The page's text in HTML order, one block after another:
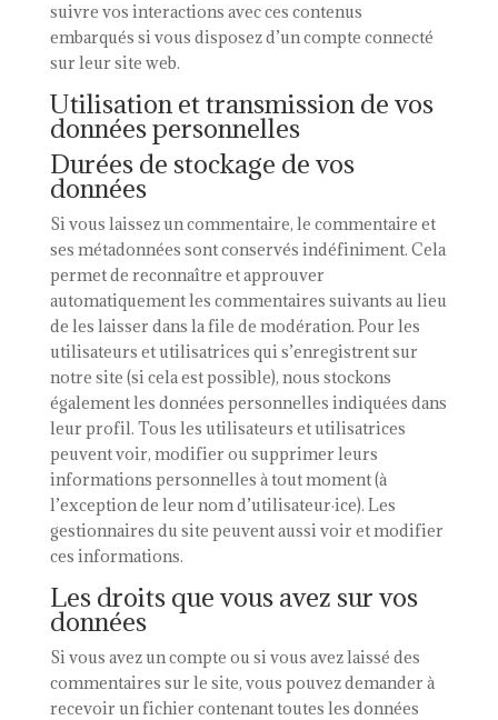
suivre vos interactions avec ces contenus
embarqués si vous disposez d’un compte connecté
sur leur site web.
Utilisation et transmission de vos
données personnelles
Durées de stockage de vos
données
Si vous laissez un commentaire, le commentaire et
ses métadonnées sont conservés indéfiniment. Cela
permet de reconnaître et approuver
automatiquement les commentaires suivants au lieu
de les laisser dans la file de modération. Pour les
utilisateurs et utilisatrices qui s’enregistrent sur
notre site (si cela est possible), nous stockons
également les données personnelles indiquées dans
leur profil. Tous les utilisateurs et utilisatrices
peuvent voir, modifier ou supprimer leurs
informations personnelles à tout moment (à
l’exception de leur nom d’utilisateur·ice). Les
gestionnaires du site peuvent aussi voir et modifier
ces informations.
Les droits que vous avez sur vos
données
Si vous avez un compte ou si vous avez laissé des
commentaires sur le site, vous pouvez demander à
recevoir un fichier contenant toutes les données